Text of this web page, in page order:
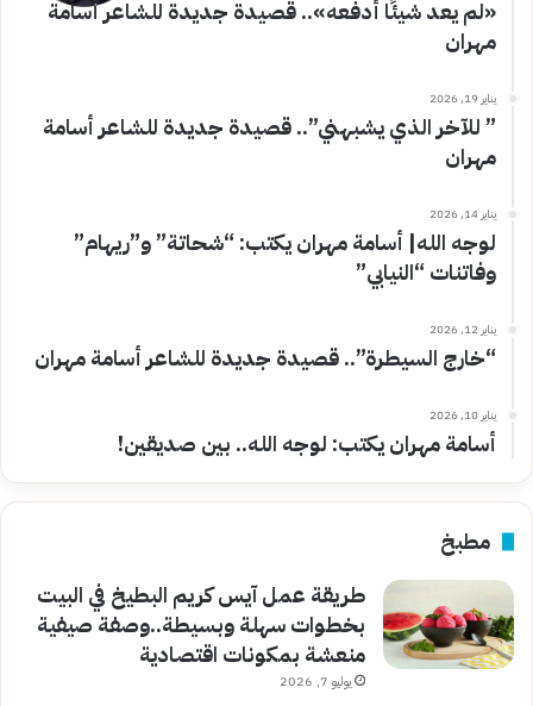
«لم يعد شيئًا أدفعه».. قصيدة جديدة للشاعر أسامة
مهران
يناير 19, 2026
” للآخر الذي يشبهني”.. قصيدة جديدة للشاعر أسامة
مهران
يناير 14, 2026
لوجه الله| أسامة مهران يكتب: “شحاتة” و”ريهام”
وفاتنات “النيابي”
يناير 12, 2026
“خارج السيطرة”.. قصيدة جديدة للشاعر أسامة مهران
يناير 10, 2026
أسامة مهران يكتب: لوجه الله.. بين صديقين!
مطبخ
طريقة عمل آيس كريم البطيخ في البيت
بخطوات سهلة وبسيطة..وصفة صيفية
منعشة بمكونات اقتصادية
يوليو 7, 2026